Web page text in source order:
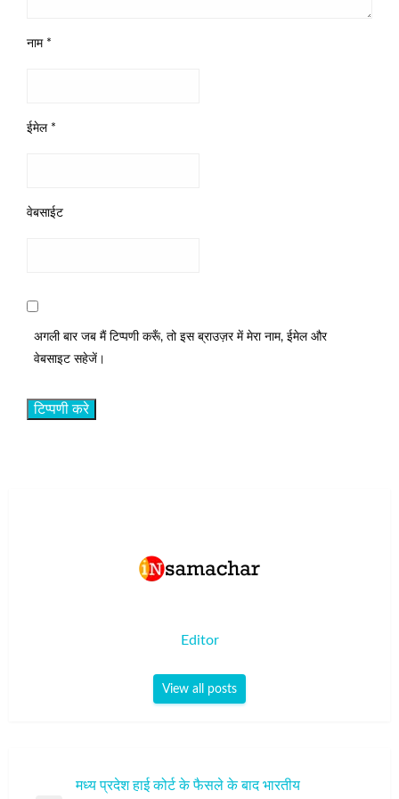
नाम *
ईमेल *
वेबसाईट
अगली बार जब मैं टिप्पणी करूँ, तो इस ब्राउज़र में मेरा नाम, ईमेल और
वेबसाइट सहेजें।
Editor
View all posts
मध्य प्रदेश हाई कोर्ट के फैसले के बाद भारतीय